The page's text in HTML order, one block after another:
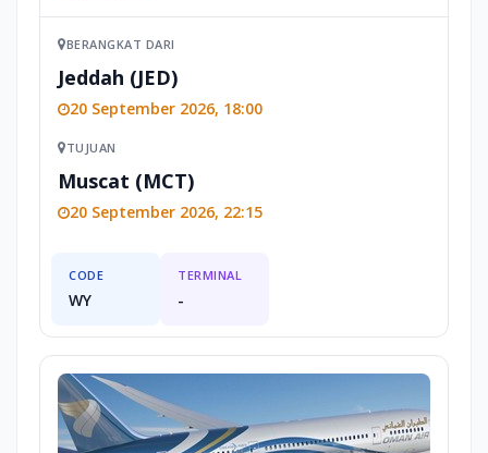
BERANGKAT DARI
Jeddah (JED)
20 September 2026, 18:00
TUJUAN
Muscat (MCT)
20 September 2026, 22:15
CODE
WY
TERMINAL
-